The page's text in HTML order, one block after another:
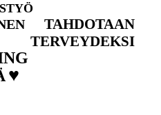
TAHDOTAAN
TERVEYDEKSI
♥